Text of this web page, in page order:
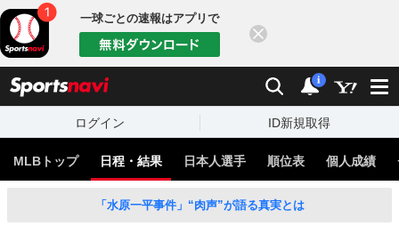
一球ごとの速報はアプリで
検索 通知
i
ログイン ID新規取得
MLBトップ 日程・結果 日本人選手 順位表 個人成績
「水原一平事件」“肉声”が語る真実とは